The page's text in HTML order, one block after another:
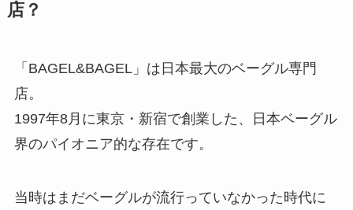
店？
「BAGEL&BAGEL」は日本最大のベーグル専門
店。
1997年8月に東京・新宿で創業した、日本ベーグル
界のパイオニア的な存在です。
当時はまだベーグルが流行っていなかった時代に